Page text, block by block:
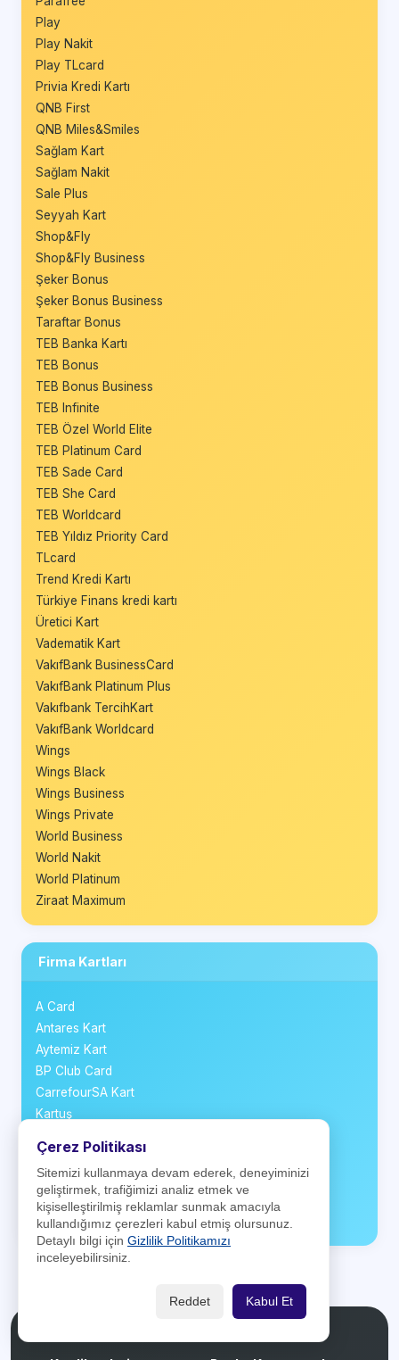
Play
Play Nakit
Play TLcard
Privia Kredi Kartı
QNB First
QNB Miles&Smiles
Sağlam Kart
Sağlam Nakit
Sale Plus
Seyyah Kart
Shop&Fly
Shop&Fly Business
Şeker Bonus
Şeker Bonus Business
Taraftar Bonus
TEB Banka Kartı
TEB Bonus
TEB Bonus Business
TEB Infinite
TEB Özel World Elite
TEB Platinum Card
TEB Sade Card
TEB She Card
TEB Worldcard
TEB Yıldız Priority Card
TLcard
Trend Kredi Kartı
Türkiye Finans kredi kartı
Üretici Kart
Vadematik Kart
VakıfBank BusinessCard
VakıfBank Platinum Plus
Vakıfbank TercihKart
VakıfBank Worldcard
Wings
Wings Black
Wings Business
Wings Private
World Business
World Nakit
World Platinum
Ziraat Maximum
Firma Kartları
A Card
Antares Kart
Aytemiz Kart
BP Club Card
CarrefourSA Kart
Kartuş
Money Club Card
Opet Kart
Positive Card
Shell ClubSmart Kart
Çerez Politikası
Sitemizi kullanmaya devam ederek, deneyiminizi
geliştirmek, trafiğimizi analiz etmek ve
kişiselleştirilmiş reklamlar sunmak amacıyla
kullandığımız çerezleri kabul etmiş olursunuz.
Detaylı bilgi için Gizlilik Politikamızı
inceleyebilirsiniz.
Reddet Kabul Et